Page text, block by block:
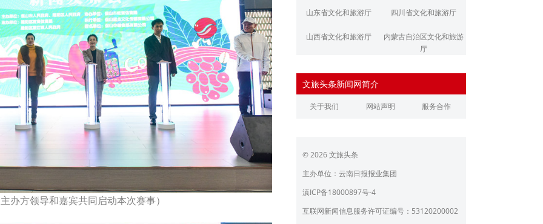
办方领导和嘉宾共同启动本次赛事）
山东省文化和旅游厅 四川省文化和旅游厅
山西省文化和旅游厅
内蒙古自治区文化和旅游
厅
浙江省文化和旅游厅
江西省文化和旅游厅 河南省文化和旅游厅
广东省文化和旅游厅
育厅
陕西省文化和旅游厅 甘肃省文化和旅游厅
文旅头条新闻网简介
关于我们 网站声明 服务合作
© 2026 文旅头条
主办单位：云南日报报业集团
滇ICP备18000897号-4
互联网新闻信息服务许可证编号：53120200002